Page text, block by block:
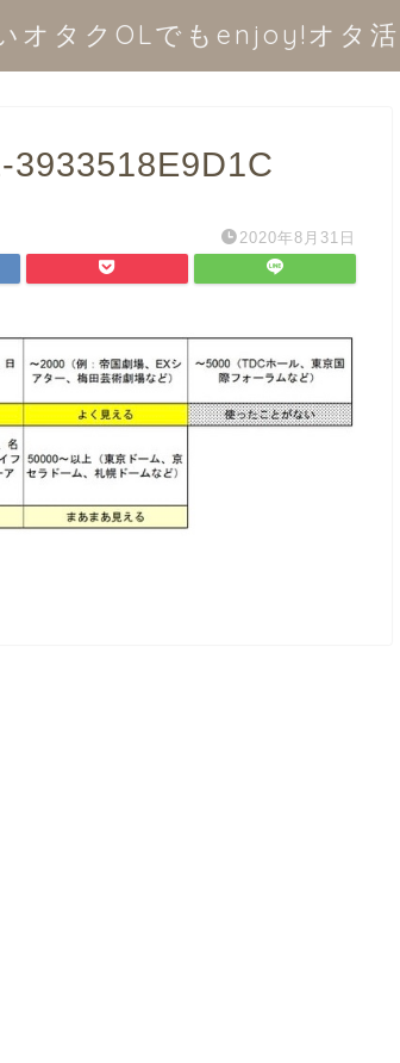
オタクOLでもenjoy!オタ活
3933518E9D1C
2020年8月31日